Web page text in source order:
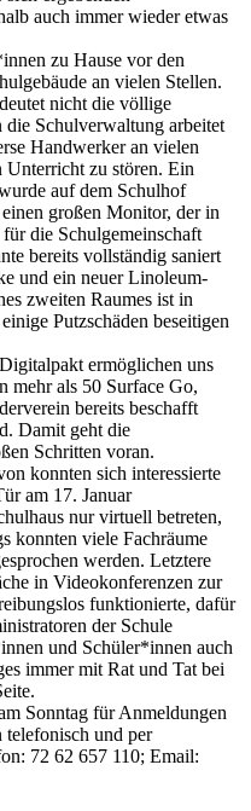
auch immer wieder etwas
zu Hause vor den
an vielen Stellen.
nicht die völlige
die Schulverwaltung arbeitet
Handwerker an vielen
Unterricht zu stören. Ein
auf dem Schulhof
großen Monitor, der in
die Schulgemeinschaft
bereits vollständig saniert
und ein neuer Linoleum-
zweiten Raumes ist in
Putzschäden beseitigen
ermöglichen uns
mehr als 50 Surface Go,
bereits beschafft
Damit geht die
Schritten voran.
konnten sich interessierte
am 17. Januar
nur virtuell betreten,
konnten viele Fachräume
werden. Letztere
in Videokonferenzen zur
funktionierte, dafür
der Schule
und Schüler*innen auch
immer mit Rat und Tat bei
Sonntag für Anmeldungen
telefonisch und per
72 62 657 110; Email: